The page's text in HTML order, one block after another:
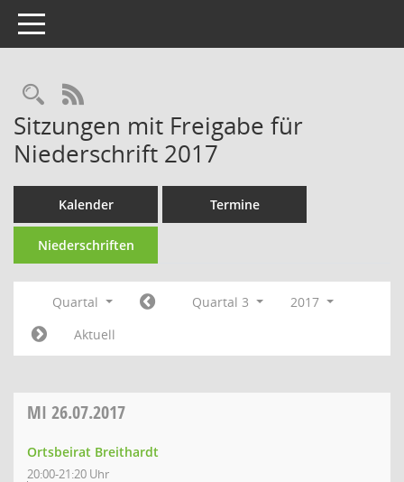
Toggle navigation
Rechercheauswahl
RSS-Feed
Sitzungen mit Freigabe für
Niederschrift 2017
Kalender Termine
Niederschriften
Quartal Quartal 3
2017
Aktuell
MI 26.07.2017
Ortsbeirat Breithardt
20:00-21:20 Uhr